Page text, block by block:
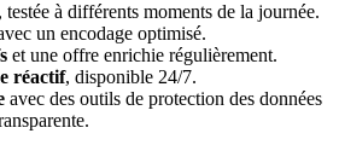
, testée à différents moments de la journée.
un encodage optimisé.
et une offre enrichie régulièrement.
réactif, disponible 24/7.
avec des outils de protection des données